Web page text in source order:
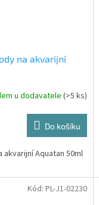
na akvarijní
u dodavatele(>5 ks)
Do košíku
Aquatan 50ml
Kód:PL-J1-02230